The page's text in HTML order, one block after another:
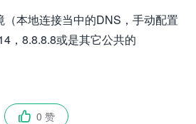
本地连接当中的DNS，手动配置
，8.8.8.8或是其它公共的
 0 赞